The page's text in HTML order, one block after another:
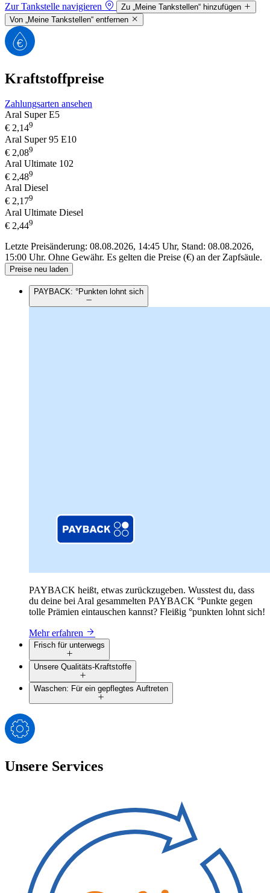
Zur Tankstelle navigieren
Zu „Meine Tankstellen“ hinzufügen
Von „Meine Tankstellen“ entfernen
Kraftstoffpreise
Zahlungsarten ansehen
Aral Super E5
€ 2,149
Aral Super 95 E10
€ 2,089
Aral Ultimate 102
€ 2,489
Aral Diesel
€ 2,179
Aral Ultimate Diesel
€ 2,449
Letzte Preisänderung: 08.08.2026, 14:45 Uhr, Stand: 08.08.2026,
15:00 Uhr. Ohne Gewähr. Es gelten die Preise (€) an der Zapfsäule.
Preise neu laden
PAYBACK: °Punkten lohnt sich
PAYBACK heißt, etwas zurückzugeben. Wusstest du, dass
du deine bei Aral gesammelten PAYBACK °Punkte gegen
tolle Prämien eintauschen kannst? Fleißig °punkten lohnt sich!
Mehr erfahren
Frisch für unterwegs
Unsere Qualitäts-Kraftstoffe
Waschen: Für ein gepflegtes Auftreten
Unsere Services